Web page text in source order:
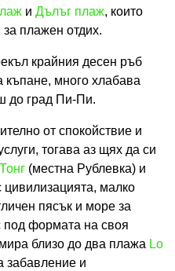
и Дълъг плаж, които
плажен отдих.
крайния десен ръб
много хлабава
до град Пи-Пи.
от спокойствие и
тогава аз щях да си
(местна Рублевка) и
малко
пясък и море за
под формата на своя
близо до два плажа Lo
забавление и